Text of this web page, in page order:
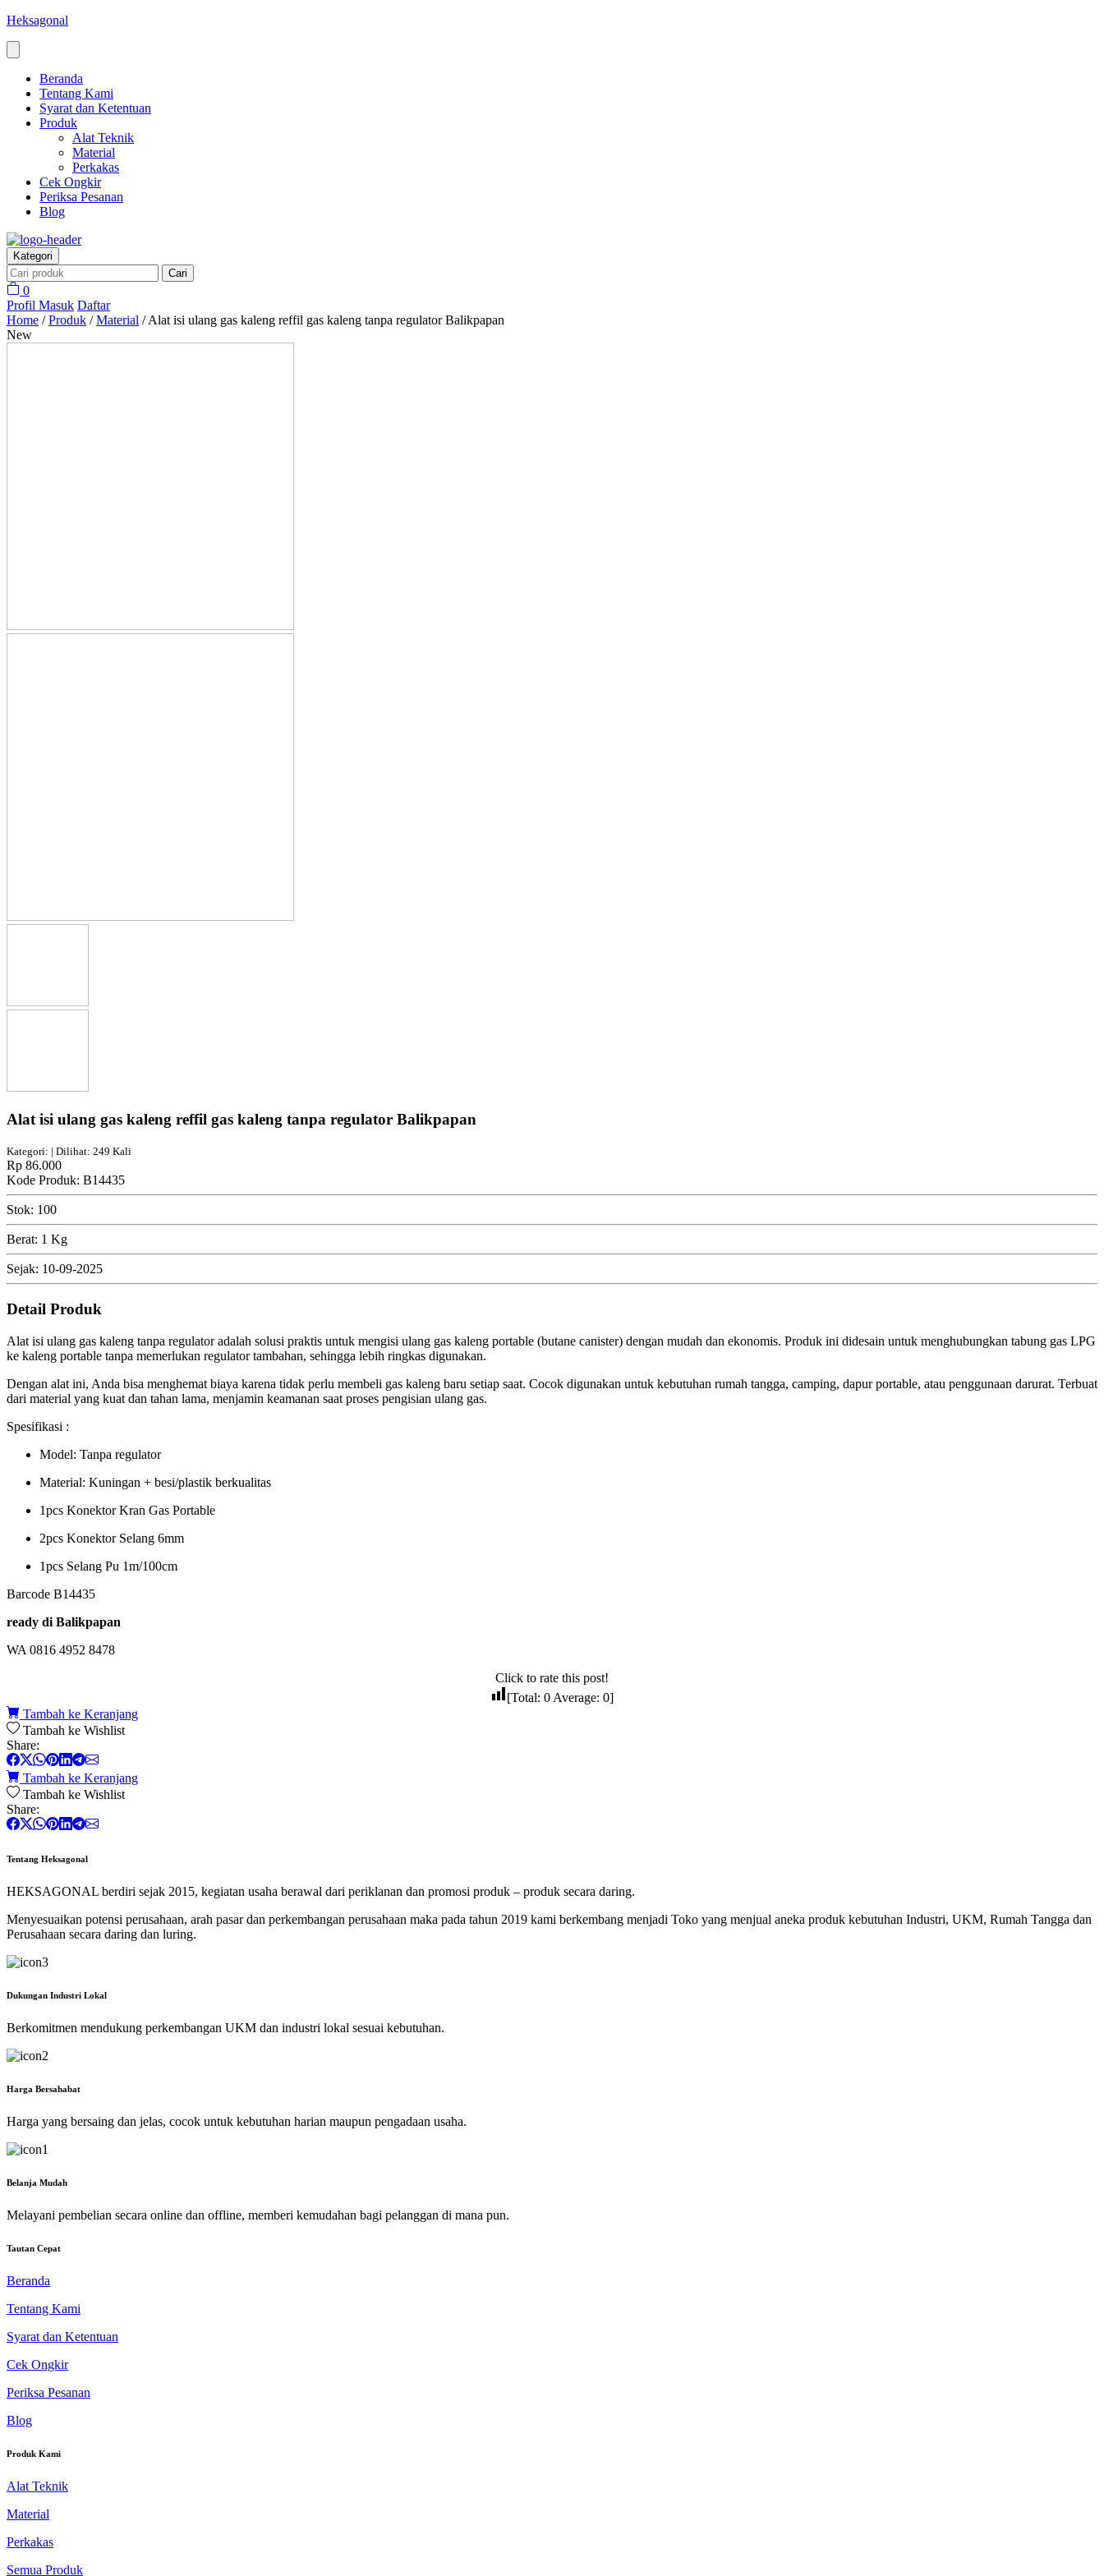
Heksagonal
Beranda
Tentang Kami
Syarat dan Ketentuan
Produk
Alat Teknik
Material
Perkakas
Cek Ongkir
Periksa Pesanan
Blog
Kategori
Cari
0
Profil Masuk Daftar
Home /Produk /Material /Alat isi ulang gas kaleng reffil gas kaleng tanpa regulator Balikpapan
New
Alat isi ulang gas kaleng reffil gas kaleng tanpa regulator Balikpapan
Kategori: | Dilihat: 249 Kali
Rp 86.000
Kode Produk: B14435
Stok: 100
Berat: 1 Kg
Sejak: 10-09-2025
Detail Produk
Alat isi ulang gas kaleng tanpa regulator adalah solusi praktis untuk mengisi ulang gas kaleng portable (butane canister) dengan mudah dan ekonomis. Produk ini didesain untuk menghubungkan tabung gas LPG
ke kaleng portable tanpa memerlukan regulator tambahan, sehingga lebih ringkas digunakan.
Dengan alat ini, Anda bisa menghemat biaya karena tidak perlu membeli gas kaleng baru setiap saat. Cocok digunakan untuk kebutuhan rumah tangga, camping, dapur portable, atau penggunaan darurat. Terbuat
dari material yang kuat dan tahan lama, menjamin keamanan saat proses pengisian ulang gas.
Spesifikasi :
Model: Tanpa regulator
Material: Kuningan + besi/plastik berkualitas
1pcs Konektor Kran Gas Portable
2pcs Konektor Selang 6mm
1pcs Selang Pu 1m/100cm
Barcode B14435
ready di Balikpapan
WA 0816 4952 8478
Click to rate this post!
[Total: 0 Average: 0]
Tambah ke Keranjang
Tambah ke Wishlist
Share:
Tambah ke Keranjang
Tambah ke Wishlist
Share:
Tentang Heksagonal
HEKSAGONAL berdiri sejak 2015, kegiatan usaha berawal dari periklanan dan promosi produk – produk secara daring.
Menyesuaikan potensi perusahaan, arah pasar dan perkembangan perusahaan maka pada tahun 2019 kami berkembang menjadi Toko yang menjual aneka produk kebutuhan Industri, UKM, Rumah Tangga dan
Perusahaan secara daring dan luring.
Dukungan Industri Lokal
Berkomitmen mendukung perkembangan UKM dan industri lokal sesuai kebutuhan.
Harga Bersahabat
Harga yang bersaing dan jelas, cocok untuk kebutuhan harian maupun pengadaan usaha.
Belanja Mudah
Melayani pembelian secara online dan offline, memberi kemudahan bagi pelanggan di mana pun.
Tautan Cepat
Beranda
Tentang Kami
Syarat dan Ketentuan
Cek Ongkir
Periksa Pesanan
Blog
Produk Kami
Alat Teknik
Material
Perkakas
Semua Produk